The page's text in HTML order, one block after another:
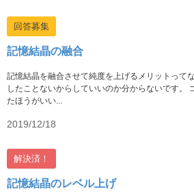
回答募集
記憶結晶の融合
記憶結晶を融合させて純度を上げるメリットって
したことないからしていいのか分からないです。
たほうがいい...
2019/12/18
解決済！
記憶結晶のレベル上げ